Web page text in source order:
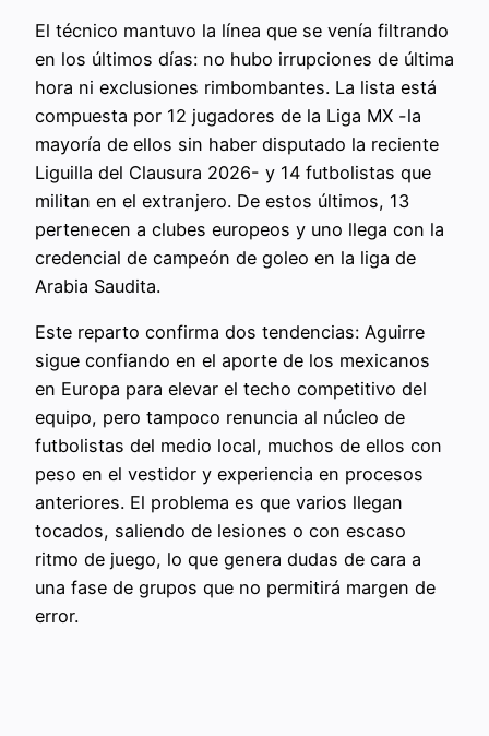
El técnico mantuvo la línea que se venía filtrando
en los últimos días: no hubo irrupciones de última
hora ni exclusiones rimbombantes. La lista está
compuesta por 12 jugadores de la Liga MX -la
mayoría de ellos sin haber disputado la reciente
Liguilla del Clausura 2026- y 14 futbolistas que
militan en el extranjero. De estos últimos, 13
pertenecen a clubes europeos y uno llega con la
credencial de campeón de goleo en la liga de
Arabia Saudita.
Este reparto confirma dos tendencias: Aguirre
sigue confiando en el aporte de los mexicanos
en Europa para elevar el techo competitivo del
equipo, pero tampoco renuncia al núcleo de
futbolistas del medio local, muchos de ellos con
peso en el vestidor y experiencia en procesos
anteriores. El problema es que varios llegan
tocados, saliendo de lesiones o con escaso
ritmo de juego, lo que genera dudas de cara a
una fase de grupos que no permitirá margen de
error.